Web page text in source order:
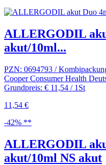
ALLERGODIL
akut/10ml...
PZN: 0694793 /
Cooper Consumer Health
Grundpreis: € 11,54 / 1St
11,54 €
-42% **
ALLERGODIL
akut/10ml NS akut